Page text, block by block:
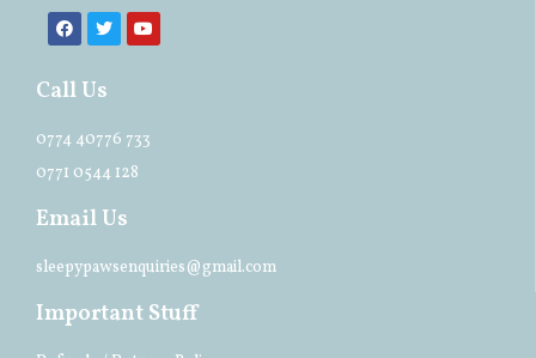
Call Us
0774 40776 733
0771 0544 128
Email Us
sleepypawsenquiries@gmail.com
Important Stuff